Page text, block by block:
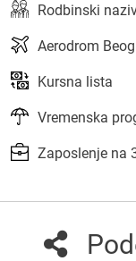
Rodbinski
Aerodrom
Kursna lista
Vremenska
Zaposlenje na